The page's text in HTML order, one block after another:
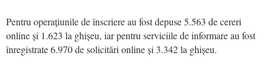
Pentru operațiunile de înscriere au fost depuse 5.563 de cereri
online și 1.623 la ghișeu, iar pentru serviciile de informare au fost
înregistrate 6.970 de solicitări online și 3.342 la ghișeu.